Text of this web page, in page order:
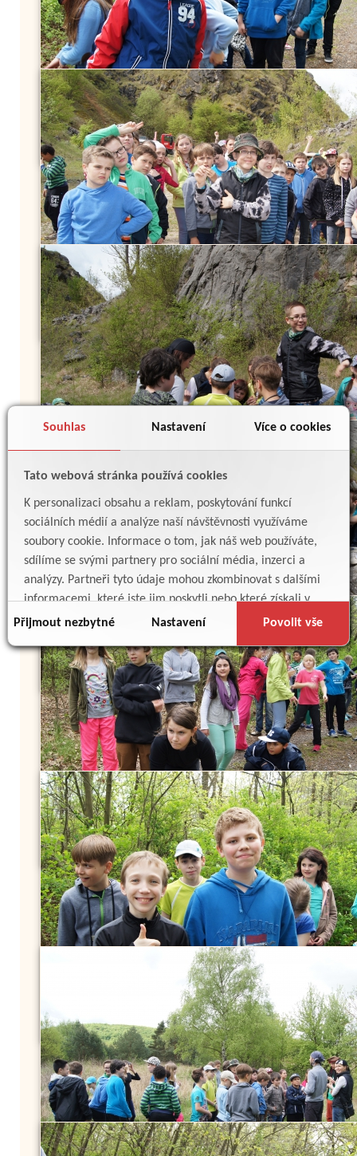
Souhlas Nastavení Více o cookies
Tato webová stránka používá cookies
K personalizaci obsahu a reklam, poskytování funkcí
sociálních médií a analýze naší návštěvnosti využíváme
soubory cookie. Informace o tom, jak náš web používáte,
sdílíme se svými partnery pro sociální média, inzerci a
analýzy. Partneři tyto údaje mohou zkombinovat s dalšími
informacemi, které jste jim poskytli nebo které získali v
důsledku toho, že používáte jejich služby.
Přijmout nezbytné Nastavení Povolit vše